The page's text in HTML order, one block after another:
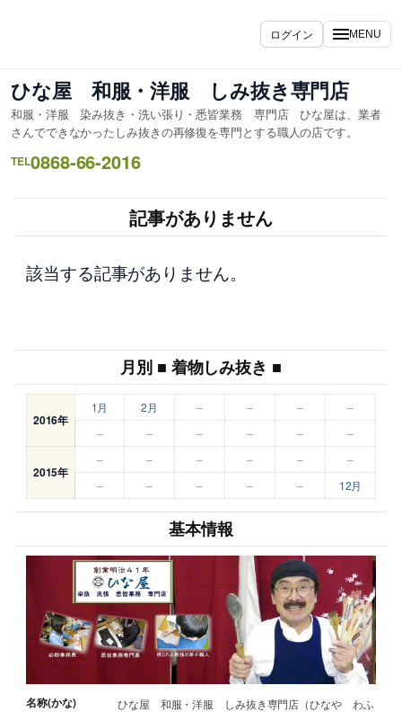
キ
ッ
プ
ログイン MENU
ひな屋 和服・洋服 しみ抜き専門店
和服・洋服 染み抜き・洗い張り・悉皆業務 専門店 ひな屋は、業者
さんでできなかったしみ抜きの再修復を専門とする職人の店です。
TEL0868-66-2016
記事がありません
該当する記事がありません。
月別 ■ 着物しみ抜き ■
2016年
1月 2月 – – –
–
–
– – – – –
2015年
– – – – –
–
–
– – – – 12月
基本情報
名称(かな)
ひな屋 和服・洋服 しみ抜き専門店（ひなや わふ